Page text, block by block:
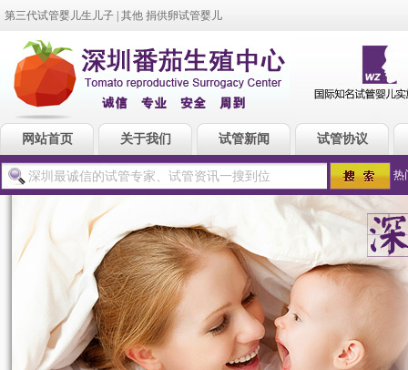
第三代试管婴儿生儿子 其他 捐供卵试管婴儿
网站首页 关于我们 试管新闻 试管协议
热